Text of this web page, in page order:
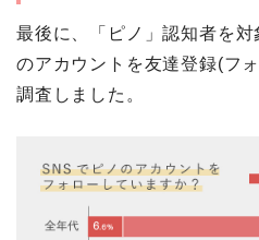
最後に、「ピノ」認知者を対
のアカウントを友達登録(フ
調査しました。